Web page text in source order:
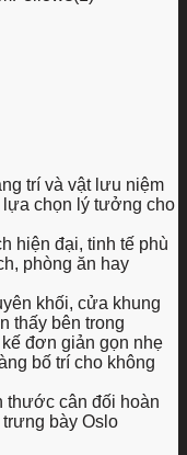
trí và vật lưu niệm
lựa chọn lý tưởng cho
hiện đại, tinh tế phù
phòng ăn hay
khối, cửa khung
thấy bên trong
đơn giản gọn nhẹ
bố trí cho không
thước cân đối hoàn
trưng bày Oslo